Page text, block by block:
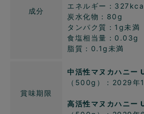
成分
エネルギー：
炭水化物：80g
タンパク質：1g未満
食塩相当量：0.03g
脂質：0.1g未満
賞味期限
中活性マヌカハニー
（500g）：2029年
高活性マヌカハニー